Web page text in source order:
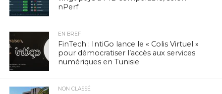
nPerf
EN BREF
FinTech : IntiGo lance le « Colis Virtuel »
pour démocratiser l’accès aux services
numériques en Tunisie
NON CLASSÉ